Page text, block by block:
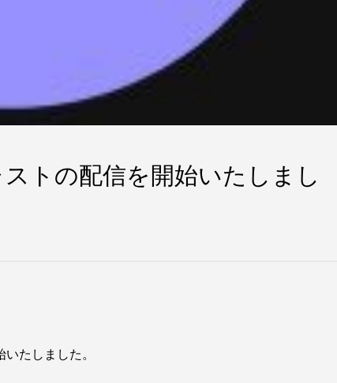
トの配信を開始いたしまし
たしました。